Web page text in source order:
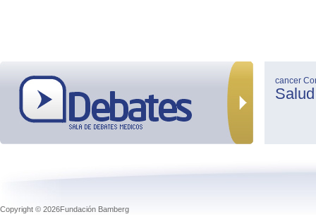
cancer
Salud
Copyright © 2026Fundación Bamberg